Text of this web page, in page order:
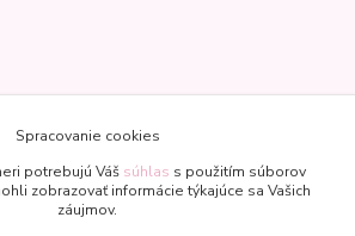
Spracovanie cookies
potrebujú Váš súhlas s použitím súborov
zobrazovať informácie týkajúce sa Vašich
záujmov.